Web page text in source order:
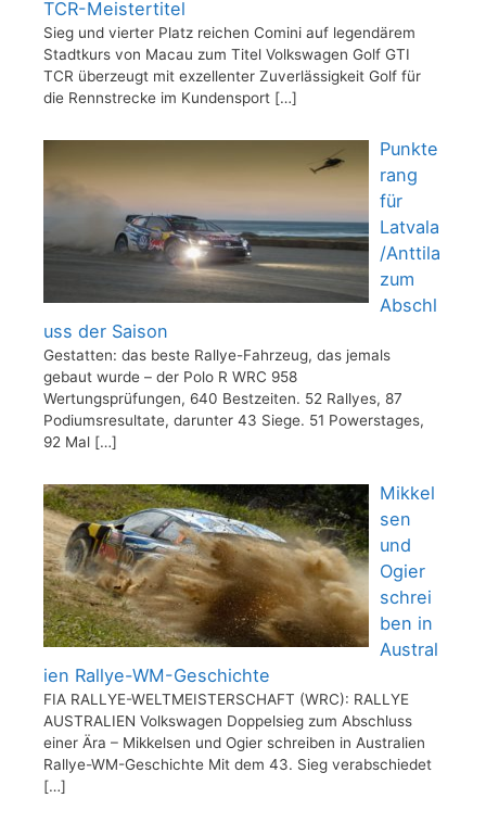
TCR-Meistertitel
Sieg und vierter Platz reichen Comini auf legendärem
Stadtkurs von Macau zum Titel Volkswagen Golf GTI
TCR überzeugt mit exzellenter Zuverlässigkeit Golf für
die Rennstrecke im Kundensport […]
Punkte
rang
für
Latvala
/Anttila
zum
Abschl
uss der Saison
Gestatten: das beste Rallye-Fahrzeug, das jemals
gebaut wurde – der Polo R WRC 958
Wertungsprüfungen, 640 Bestzeiten. 52 Rallyes, 87
Podiumsresultate, darunter 43 Siege. 51 Powerstages,
92 Mal […]
Mikkel
sen
und
Ogier
schrei
ben in
Austral
ien Rallye-WM-Geschichte
FIA RALLYE-WELTMEISTERSCHAFT (WRC): RALLYE
AUSTRALIEN Volkswagen Doppelsieg zum Abschluss
einer Ära – Mikkelsen und Ogier schreiben in Australien
Rallye-WM-Geschichte Mit dem 43. Sieg verabschiedet
[…]